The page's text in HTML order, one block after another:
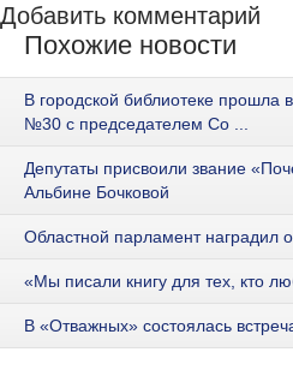
Добавить комментарий
Похожие новости
В городской библиотеке прошла
№30 с председателем Со ...
Депутаты присвоили звание
Альбине Бочковой
Областной парламент наградил
«Мы писали книгу для тех, кто
В «Отважных» состоялась